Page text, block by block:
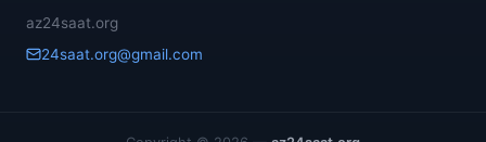
az24saat.org
24saat.org@gmail.com